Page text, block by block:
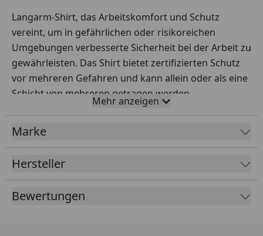
Langarm-Shirt, das Arbeitskomfort und Schutz
vereint, um in gefährlichen oder risikoreichen
Umgebungen verbesserte Sicherheit bei der Arbeit zu
gewährleisten. Das Shirt bietet zertifizierten Schutz
vor mehreren Gefahren und kann allein oder als eine
Schicht von mehreren getragen werden.
60 % Modacryl
38 % Baumwolle
Mehr anzeigen
Marke
Hersteller
Bewertungen